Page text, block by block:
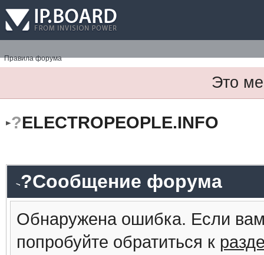
Правила форума
Это
?ELECTROPEOPLE.INFO
?Сообщение форума
Обнаружена ошибка. Если
попробуйте обратиться к